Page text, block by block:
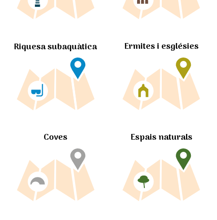
Riquesa subaquàtica Ermites i esglésies
Coves Espais naturals